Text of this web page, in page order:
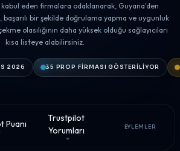
eden firmalara odaklanarak, Guyana'den
bir şekilde doğrulama yapma ve uygunluk
olasılığının daha yüksek olduğu sağlayıcıları
kısa listeye alabilirsiniz.
2026 35 PROP FIRMASI GÖSTERILIYOR
Puanı
Trustpilot
Yorumları
EYLEMLER